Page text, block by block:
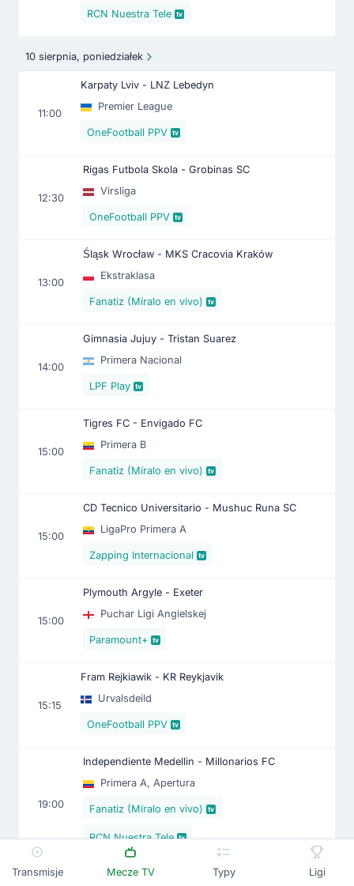
Transmisje Mecze TV Typy Ligi
RCN Nuestra Tele
10 sierpnia, poniedziałek
11:00
Karpaty Lviv - LNZ Lebedyn
Premier League
OneFootball PPV
12:30
Rigas Futbola Skola - Grobinas SC
Virsliga
OneFootball PPV
13:00
Śląsk Wrocław - MKS Cracovia Kraków
Ekstraklasa
Fanatiz (Míralo en vivo)
14:00
Gimnasia Jujuy - Tristan Suarez
Primera Nacional
LPF Play
15:00
Tigres FC - Envigado FC
Primera B
Fanatiz (Míralo en vivo)
15:00
CD Tecnico Universitario - Mushuc Runa SC
LigaPro Primera A
Zapping Internacional
15:00
Plymouth Argyle - Exeter
Puchar Ligi Angielskej
Paramount+
15:15
Fram Rejkiawik - KR Reykjavik
Urvalsdeild
OneFootball PPV
19:00
Independiente Medellin - Millonarios FC
Primera A, Apertura
Fanatiz (Míralo en vivo)
RCN Nuestra Tele
CD Cuenca - Manta FC